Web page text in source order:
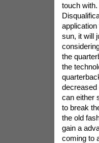
touch
sun, it will
the
the
decreased
can either
to break
the old
gain a
coming to